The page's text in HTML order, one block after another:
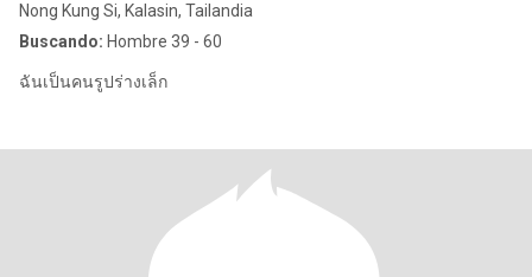
Nong Kung Si, Kalasin, Tailandia
Buscando: Hombre 39 - 60
ฉันเป็นคนรูปร่างเล็ก